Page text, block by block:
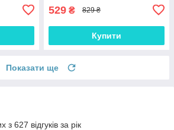
529 ₴ 829 ₴
Купити
Показати ще
з 627 відгуків за рік